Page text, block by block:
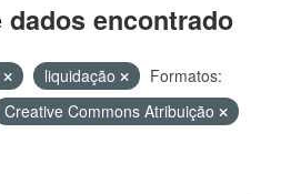
encontrado
liquidação
Formatos:
Creative Commons Atribuição